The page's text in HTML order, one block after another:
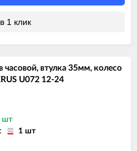
1 клик
втулка 35мм, колесо
U072 12-24
шт
1 шт